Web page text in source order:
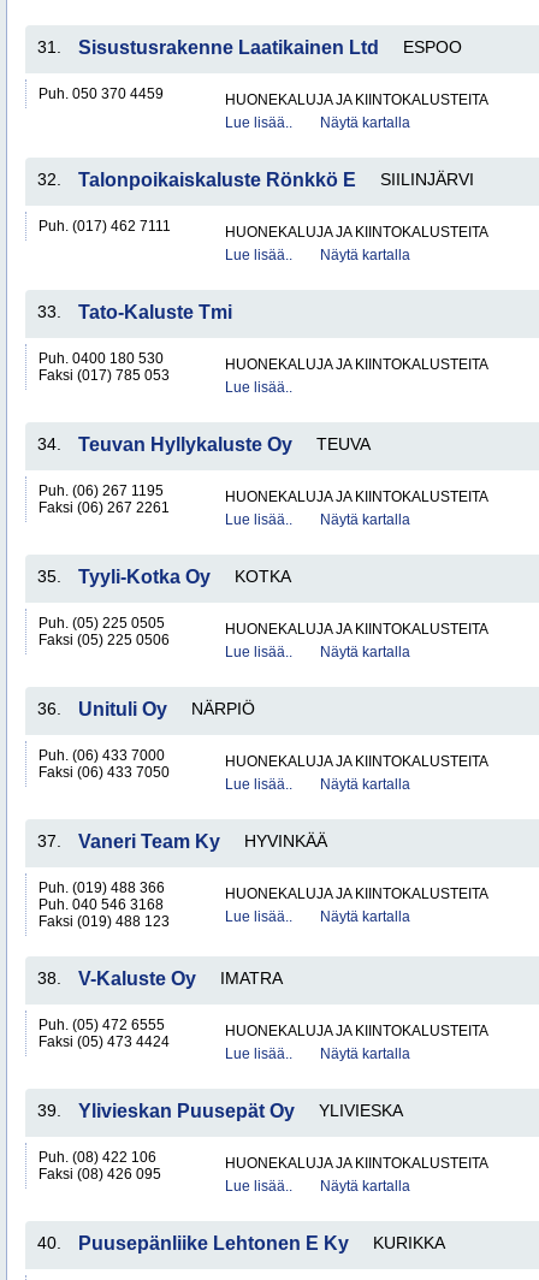
31. Sisustusrakenne Laatikainen Ltd ESPOO
Puh. 050 370 4459
HUONEKALUJA JA KIINTOKALUSTEITA
Lue lisää..
Näytä kartalla
32. Talonpoikaiskaluste Rönkkö E SIILINJÄRVI
Puh. (017) 462 7111
HUONEKALUJA JA KIINTOKALUSTEITA
Lue lisää..
Näytä kartalla
33. Tato-Kaluste Tmi
Puh. 0400 180 530
Faksi (017) 785 053
HUONEKALUJA JA KIINTOKALUSTEITA
Lue lisää..
34. Teuvan Hyllykaluste Oy TEUVA
Puh. (06) 267 1195
Faksi (06) 267 2261
HUONEKALUJA JA KIINTOKALUSTEITA
Lue lisää..
Näytä kartalla
35. Tyyli-Kotka Oy KOTKA
Puh. (05) 225 0505
Faksi (05) 225 0506
HUONEKALUJA JA KIINTOKALUSTEITA
Lue lisää..
Näytä kartalla
36. Unituli Oy NÄRPIÖ
Puh. (06) 433 7000
Faksi (06) 433 7050
HUONEKALUJA JA KIINTOKALUSTEITA
Lue lisää..
Näytä kartalla
37. Vaneri Team Ky HYVINKÄÄ
Puh. (019) 488 366
Puh. 040 546 3168
Faksi (019) 488 123
HUONEKALUJA JA KIINTOKALUSTEITA
Lue lisää..
Näytä kartalla
38. V-Kaluste Oy IMATRA
Puh. (05) 472 6555
Faksi (05) 473 4424
HUONEKALUJA JA KIINTOKALUSTEITA
Lue lisää..
Näytä kartalla
39. Ylivieskan Puusepät Oy YLIVIESKA
Puh. (08) 422 106
Faksi (08) 426 095
HUONEKALUJA JA KIINTOKALUSTEITA
Lue lisää..
Näytä kartalla
40. Puusepänliike Lehtonen E Ky KURIKKA